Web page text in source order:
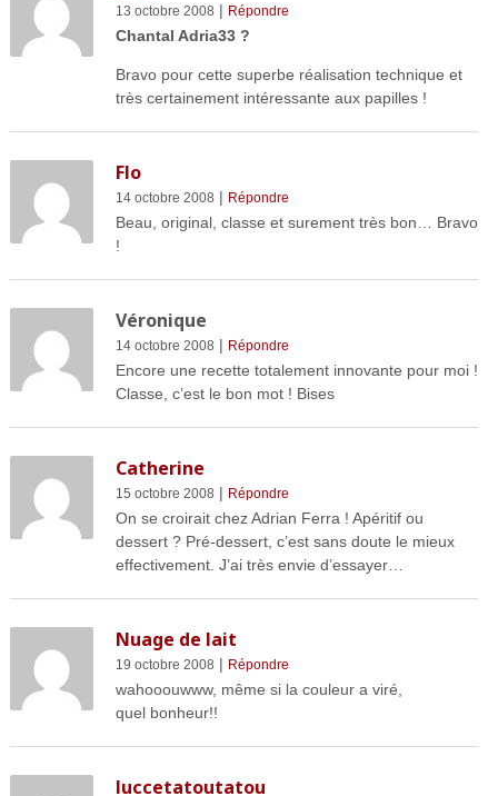
13 octobre 2008 | Répondre
Chantal Adria33 ?
Bravo pour cette superbe réalisation technique et
très certainement intéressante aux papilles !
Flo
14 octobre 2008 | Répondre
Beau, original, classe et surement très bon… Bravo
!
Véronique
14 octobre 2008 | Répondre
Encore une recette totalement innovante pour moi !
Classe, c’est le bon mot ! Bises
Catherine
15 octobre 2008 | Répondre
On se croirait chez Adrian Ferra ! Apéritif ou
dessert ? Pré-dessert, c’est sans doute le mieux
effectivement. J’ai très envie d’essayer…
Nuage de lait
19 octobre 2008 | Répondre
wahooouwww, même si la couleur a viré,
quel bonheur!!
luccetatoutatou